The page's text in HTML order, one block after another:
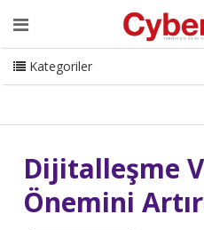
Ana Sayfa Hakkımızda
Danışmanlık
ISC Turkey
CyberMag Logo
Kategoriler
Dijitalleşme
Önemini